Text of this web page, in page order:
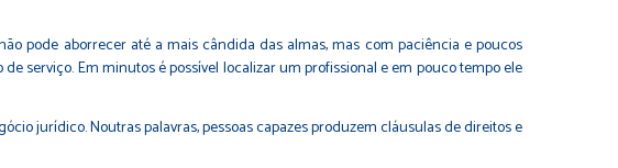
pode aborrecer até a mais cândida das almas, mas com paciência e poucos
serviço. Em minutos é possível localizar um profissional e em pouco tempo ele
jurídico. Noutras palavras, pessoas capazes produzem cláusulas de direitos e